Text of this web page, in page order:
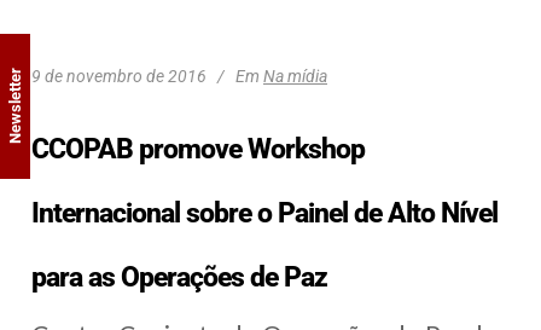
9 de novembro de 2016 Em Na mídia
CCOPAB promove Workshop
Internacional sobre o Painel de Alto Nível
para as Operações de Paz
Newsletter